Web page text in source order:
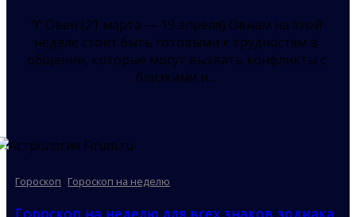
♈ Овен (21 марта — 19 апреля) Овнам на этой
неделе стоит быть готовыми к трудностям в
общении, которые могут вызвать конфликты с
близкими и…
Гороскоп, Гороскоп на неделю